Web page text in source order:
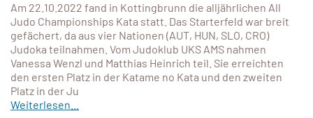
Am 22.10.2022 fand in Kottingbrunn die alljährlichen All
Judo Championships Kata statt. Das Starterfeld war breit
gefächert, da aus vier Nationen (AUT, HUN, SLO, CRO)
Judoka teilnahmen. Vom Judoklub UKS AMS nahmen
Vanessa Wenzl und Matthias Heinrich teil. Sie erreichten
den ersten Platz in der Katame no Kata und den zweiten
Platz in der Ju
Weiterlesen...